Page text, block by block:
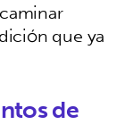
que ya
de